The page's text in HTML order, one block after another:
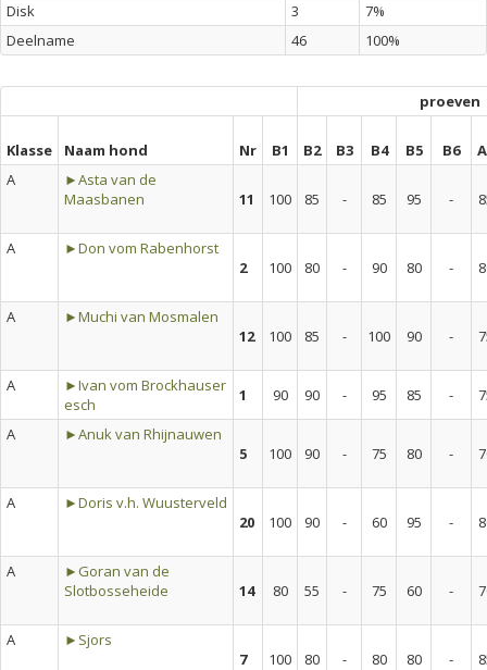
Disk
3
7%
Deelname
46 100%
proeven
Klasse Naam hond Nr B1 B2 B3 B4 B5 B6
A
►Asta van de
Maasbanen
11 100 85 - 85 95 -
A
►Don vom Rabenhorst
2
100 80 - 90 80 -
A
►Muchi van Mosmalen
12
100 85 - 100 90 -
A
►Ivan vom Brockhauser
esch
1 90 90 - 95 85 -
A
►Anuk van Rhijnauwen
5
100 90 - 75 80 -
A
►Doris v.h. Wuusterveld
20
100 90 - 60 95 -
A
►Goran van de
Slotbosseheide
14 80 55 - 75 60 -
A
►Sjors
7
100 80 - 80 80 -